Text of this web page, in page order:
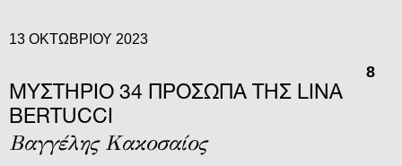
13 ΟΚΤΩΒΡΊΟΥ 2023
8
ΜΥΣΤΉΡΙΟ 34 ΠΡΌΣΩΠΑ ΤΗΣ LINA
BERTUCCI
Βαγγέλης Κακοσαίος